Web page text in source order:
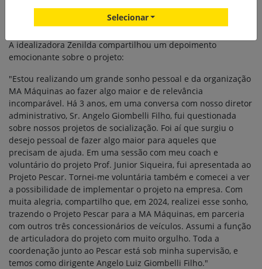
sobre nossos produtos e, principalmente sobre a tecnologia
envolvida nas máquinas agrícolas.
A idealizadora Zenilda compartilhou um depoimento
emocionante sobre o projeto:
"Estou realizando um grande sonho pessoal e da organização
MA Máquinas ao fazer algo maior e de relevância
incomparável. Há 3 anos, em uma conversa com nosso diretor
administrativo, Sr. Angelo Giombelli Filho, fui questionada
sobre nossos projetos de socialização. Foi aí que surgiu o
desejo pessoal de fazer algo maior para aqueles que
precisam de ajuda. Em uma sessão com meu coach e
voluntário do projeto Prof. Junior Siqueira, fui apresentada ao
Projeto Pescar. Tornei-me voluntária também e comecei a ver
a possibilidade de implementar o projeto na empresa. Com
muita alegria, compartilho que, em 2024, realizei esse sonho,
trazendo o Projeto Pescar para a MA Máquinas, em parceria
com outros três concessionários de veículos. Assumi a função
de articuladora do projeto com muito orgulho. Toda a
coordenação junto ao Pescar está sob minha supervisão, e
temos como dirigente Angelo Luiz Giombelli Filho."
Selecionar